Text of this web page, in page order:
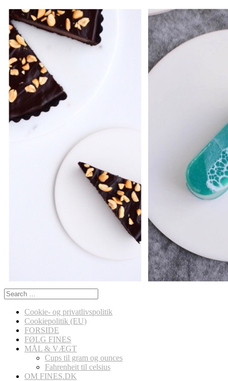
Search
for:
Cookie- og privatlivspolitik
Cookiepolitik (EU)
FORSIDE
FØLG FINES
MÅL & VÆGT
Cups til gram og ounces
Fahrenheit til celsius
OM FINES.DK